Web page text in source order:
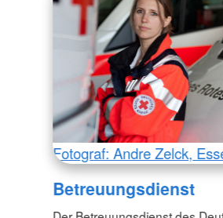
Fotograf: Andre Zelck,
Betreuungsdienst